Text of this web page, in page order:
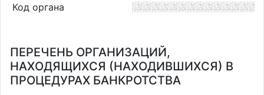
Код органа
ПЕРЕЧЕНЬ ОРГАНИЗАЦИЙ,
НАХОДЯЩИХСЯ (НАХОДИВШИХСЯ) В
ПРОЦЕДУРАХ БАНКРОТСТВА